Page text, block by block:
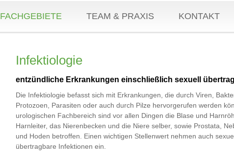
FACHGEBIETE TEAM & PRAXIS KONTAKT
Infektiologie
entzündliche Erkrankungen einschließlich sexuell
Die Infektiologie befasst sich mit Erkrankungen, die durch Viren,
Protozoen, Parasiten oder auch durch Pilze hervorgerufen werden
urologischen Fachbereich sind vor allen Dingen die Blase und
Harnleiter, das Nierenbecken und die Niere selber, sowie Prostata,
und Hoden betroffen. Einen wichtigen Stellenwert nehmen auch
übertragbare Infektionen ein.